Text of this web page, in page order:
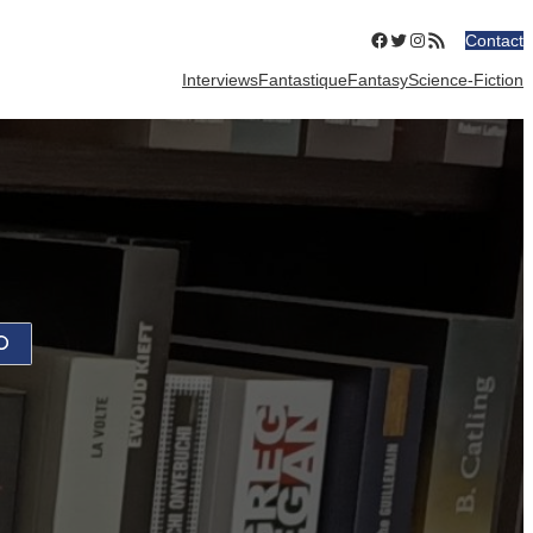
Facebook
Twitter
Instagram
Flux RSSContact
InterviewsFantastiqueFantasyScience-Fiction